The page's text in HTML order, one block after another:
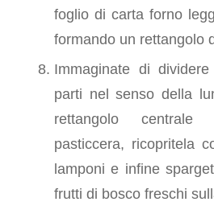
foglio di carta forno
formando un rettangolo
Immaginate di
parti nel senso della
rettangolo
pasticcera, ricopritela
lamponi e infine
frutti di bosco freschi